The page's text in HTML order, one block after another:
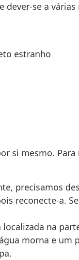
dever-se a
estranho
si mesmo. Para
precisamos
reconecte-a.
na
morna e um